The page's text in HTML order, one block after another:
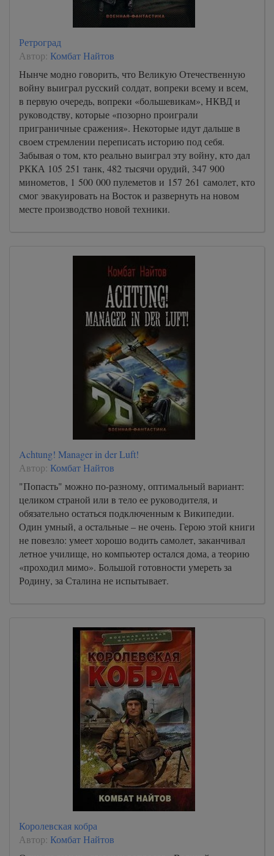
Ретроград
Автор: Комбат Найтов
Нынче модно говорить, что Великую Отечественную
войну выиграл русский солдат, вопреки всему и всем,
в первую очередь, вопреки «большевикам», НКВД и
руководству, которые «позорно проиграли
приграничные сражения». Некоторые идут дальше в
своем стремлении переписать историю под себя.
Забывая о том, кто реально выиграл эту войну, кто дал
РККА 105 251 танк, 482 тысячи орудий, 347 900
минометов, 1 500 000 пулеметов и 157 261 самолет, кто
смог эвакуировать на Восток и развернуть на новом
месте производство новой техники.
Achtung! Manager in der Luft!
Автор: Комбат Найтов
"Попасть" можно по-разному, оптимальный вариант:
целиком страной или в тело ее руководителя, и
обязательно остаться подключенным к Википедии.
Один умный, а остальные – не очень. Герою этой книги
не повезло: умеет хорошо водить самолет, заканчивал
летное училище, но компьютер остался дома, а теорию
«проходил мимо». Большой готовности умереть за
Родину, за Сталина не испытывает.
Королевская кобра
Автор: Комбат Найтов